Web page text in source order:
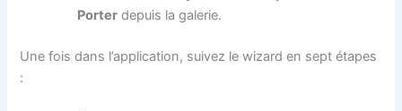
Porter depuis la galerie.
Une fois dans l’application, suivez le wizard en sept étapes
: